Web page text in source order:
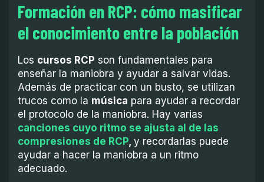
Formación en RCP: cómo masificar
el conocimiento entre la población
Los cursos RCP son fundamentales para
enseñar la maniobra y ayudar a salvar vidas.
Además de practicar con un busto, se utilizan
trucos como la música para ayudar a recordar
el protocolo de la maniobra. Hay varias
canciones cuyo ritmo se ajusta al de las
compresiones de RCP, y recordarlas puede
ayudar a hacer la maniobra a un ritmo
adecuado.